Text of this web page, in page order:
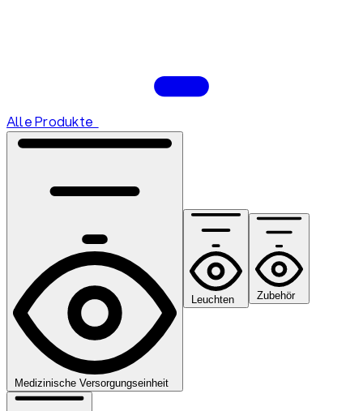
Alle Produkte
Medizinische Versorgungseinheit
Leuchten Zubehör